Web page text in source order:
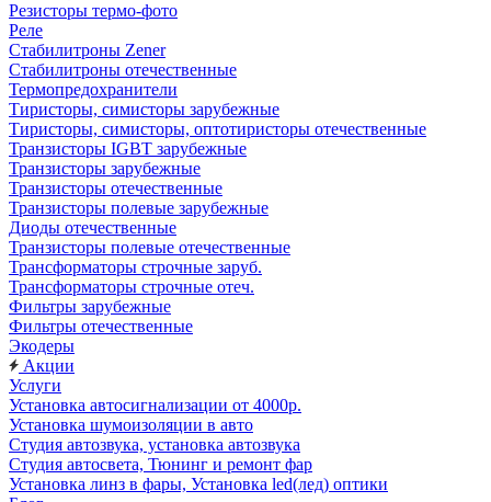
Резисторы термо-фото
Реле
Стабилитроны Zener
Стабилитроны отечественные
Термопредохранители
Тиристоры, симисторы зарубежные
Тиристоры, симисторы, оптотиристоры отечественные
Транзисторы IGBT зарубежные
Транзисторы зарубежные
Транзисторы отечественные
Транзисторы полевые зарубежные
Диоды отечественные
Транзисторы полевые отечественные
Трансформаторы строчные заруб.
Трансформаторы строчные отеч.
Фильтры зарубежные
Фильтры отечественные
Экодеры
Акции
Услуги
Установка автосигнализации от 4000р.
Установка шумоизоляции в авто
Студия автозвука, установка автозвука
Студия автосвета, Тюнинг и ремонт фар
Установка линз в фары, Установка led(лед) оптики